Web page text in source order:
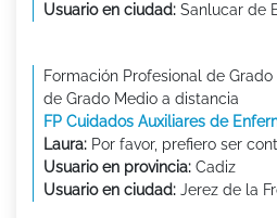
Usuario en ciudad: Sanlucar de
Formación Profesional de
de Grado Medio a distancia
FP Cuidados Auxiliares de
Laura: Por favor, prefiero ser
Usuario en provincia: Cadiz
Usuario en ciudad: Jerez de la